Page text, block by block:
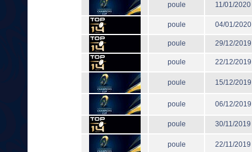
poule 11/01/2020
poule 04/01/2020
poule 29/12/2019
poule 22/12/2019
poule 15/12/2019
poule 06/12/2019
poule 30/11/2019
poule 22/11/2019